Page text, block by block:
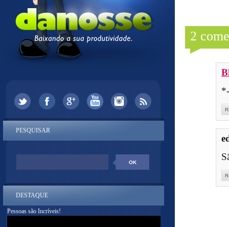
2
PESQUISAR
DESTAQUE
Pessoas são Incríveis!